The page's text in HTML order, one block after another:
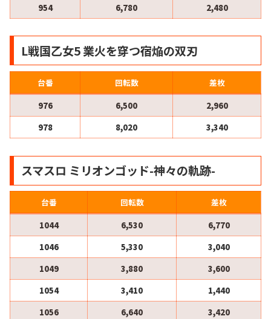
954
6,780 2,480
L戦国乙女5 業火を穿つ宿焔の双刃
台番 回転数
差枚
976
6,500
2,960
978
8,020 3,340
スマスロ ミリオンゴッド-神々の軌跡-
台番 回転数
差枚
1044
6,530
6,770
1046
5,330
3,040
1049
3,880
3,600
1054
3,410
1,440
1056
6,640
3,420